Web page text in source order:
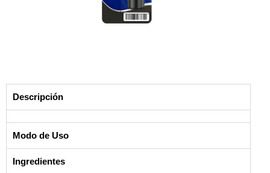
Descripción
Modo de Uso
Ingredientes